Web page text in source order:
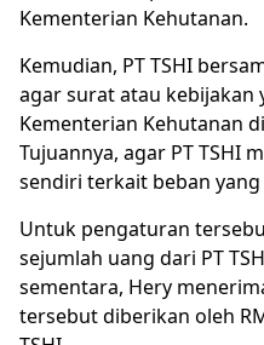
Kementerian Kehutanan.
Kemudian, PT TSHI
agar surat atau kebijakan
Kementerian Kehutanan
Tujuannya, agar PT TSHI
sendiri terkait beban yang
Untuk pengaturan
sejumlah uang dari PT
sementara, Hery
tersebut diberikan oleh